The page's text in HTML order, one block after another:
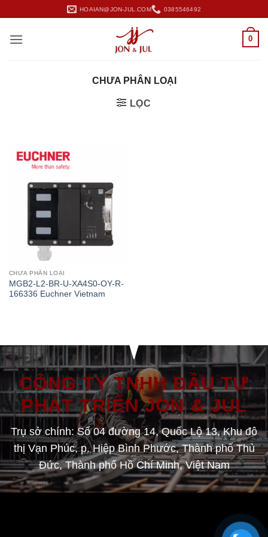
nội
HOAIAN@JON-JUL.COM 0385546492
0
CHƯA PHÂN LOẠI
LỌC
CHƯA PHÂN LOẠI
MGB2-L2-BR-U-XA4S0-OY-R-
166336 Euchner Vietnam
CÔNG TY TNHH ĐẦU TƯ
PHÁT TRIỂN JON & JUL
Trụ sở chính: Số 04 đường 14, Quốc Lộ 13, Khu đô
thị Vạn Phúc, p. Hiệp Bình Phước, Thành phố Thủ
Đức, Thành phố Hồ Chí Minh, Việt Nam